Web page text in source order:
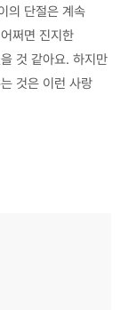
의 단절은 계속
쩌면 진지한
것 같아요. 하지만
것은 이런 사랑